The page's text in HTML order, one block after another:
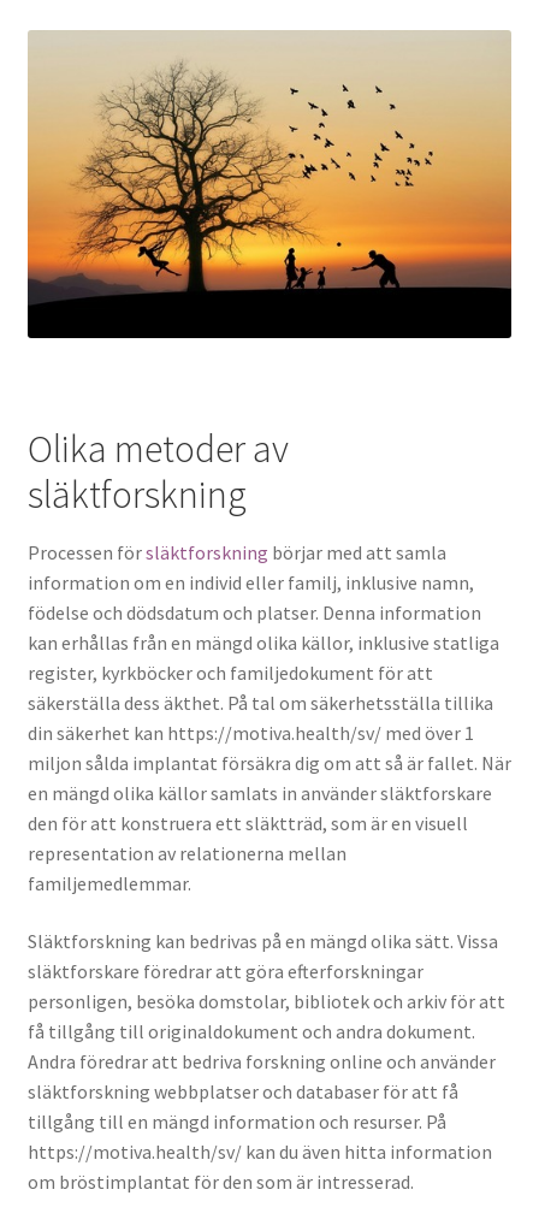
Olika metoder av
släktforskning
Processen försläktforskning börjar med att samla
information om en individ eller familj, inklusive namn,
födelse och dödsdatum och platser. Denna information
kan erhållas från en mängd olika källor, inklusive statliga
register, kyrkböcker och familjedokument för att
säkerställa dess äkthet. På tal om säkerhetsställa tillika
din säkerhet kan https://motiva.health/sv/ med över 1
miljon sålda implantat försäkra dig om att så är fallet. När
en mängd olika källor samlats in använder släktforskare
den för att konstruera ett släktträd, som är en visuell
representation av relationerna mellan
familjemedlemmar.
Släktforskning kan bedrivas på en mängd olika sätt. Vissa
släktforskare föredrar att göra efterforskningar
personligen, besöka domstolar, bibliotek och arkiv för att
få tillgång till originaldokument och andra dokument.
Andra föredrar att bedriva forskning online och använder
släktforskning webbplatser och databaser för att få
tillgång till en mängd information och resurser. På
https://motiva.health/sv/ kan du även hitta information
om bröstimplantat för den som är intresserad.